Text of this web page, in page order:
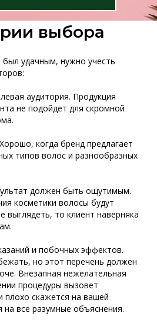
выбора
удачным, нужно учесть
аудитория. Продукция
не подойдет для скромной
когда бренд предлагает
типов волос и разнообразных
должен быть ощутимым.
косметики волосы будут
выглядеть, то клиент наверняка
и побочных эффектов.
но этот перечень должен
Внезапная нежелательная
процедуры вызовет
плохо скажется на вашей
на все разумные объяснения.